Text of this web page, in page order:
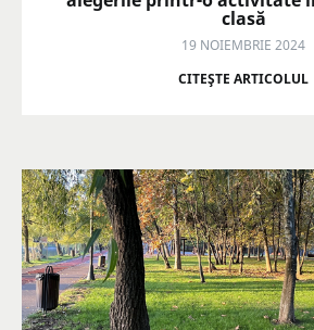
clasă
19 NOIEMBRIE 2024
CITEŞTE ARTICOLUL